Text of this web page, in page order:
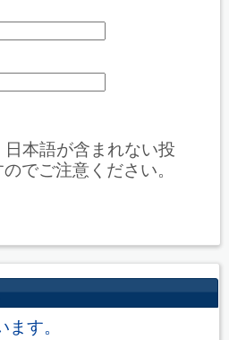
本語が含まれない投
でご注意ください。
す。